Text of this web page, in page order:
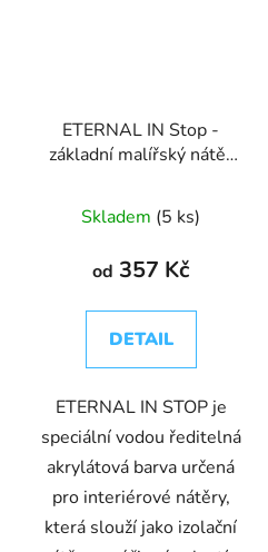
ETERNAL IN Stop -
základní malířský nátěr
skvrn
Skladem (5 ks)
od 357 Kč
DETAIL
ETERNAL IN STOP je
speciální vodou ředitelná
akrylátová barva určená
pro interiérové nátěry,
která slouží jako izolační